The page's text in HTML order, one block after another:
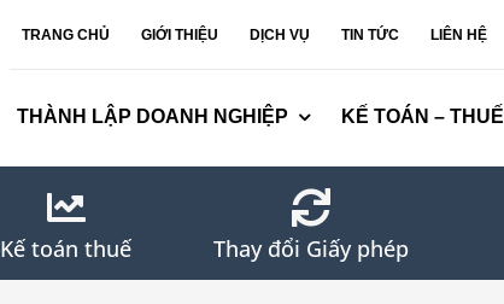
TRANG CHỦ GIỚI THIỆU DỊCH VỤ TIN TỨC LIÊN HỆ
THÀNH LẬP DOANH NGHIỆP KẾ TOÁN – THUẾ
Kế toán thuế Thay đổi Giấy phép